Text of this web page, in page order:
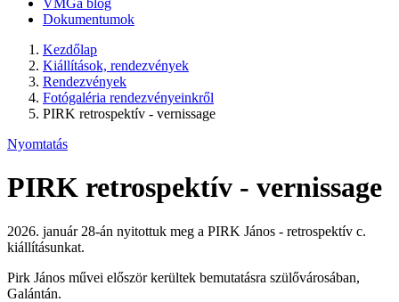
VMGa blog
Dokumentumok
Kezdőlap
Kiállítások, rendezvények
Rendezvények
Fotógaléria rendezvényeinkről
PIRK retrospektív - vernissage
Nyomtatás
PIRK retrospektív - vernissage
2026. január 28-án nyitottuk meg a PIRK János - retrospektív c.
kiállításunkat.
Pirk János művei először kerültek bemutatásra szülővárosában,
Galántán.